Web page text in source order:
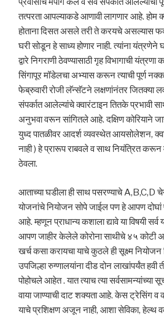
तत्परता आपल्याकडे आणावी लागणार आहे. होम
होताना दिसत असले तरी ते करयचे असल्यास
घरी सोडून हे साध्य होणार नाही. त्यांना यंत्रणेने
द्वारे निगराणी ठेवण्यासाठी गृह विभागाची यंत्रणा
सिंगापूर मॉडेलचा अभ्यास करून त्याची पूर्ण
फेब्रुवारी रोजी लॅन्सॅटने लक्षणांनंतर
संपर्कात आलेल्यांचे क्वारंटाइन तितके प्रभावी
अनुभवा वरून सांगितले आहे. दक्षिण कोरियाने
युध्द पातळीवर आदर्श व्यवस्थेत आयसोलेशन,
नाही ) हे प्रारूप राबवले व साथ नियंत्रित
ठेवला.
आताच्या घडीला ही साथ पसरण्याचे A,B,C,D
योजनांचे नियोजन सोपे जाईल पण हे आपण दोघां
आहे. म्हणून प्राधान्य कशाला द्यावे या विषयी
आपण जाहीर केलेले कोरोना साथीचे ४५ कोटी
खर्च कसा करायचा याचे कुठले ही सूक्ष्म नियोजन
उपजिल्हा रुग्णालयांना दीड दोन लाखांपर्यंत
पोहोचले आहेत . यात त्याच त्या सर्वसामन्यांच्या
वाया जाण्याची दाट शक्यता आहे. केस ट्रेसिंग
याचे प्रशिक्षण अजून नाही, आशा सेविका, हेल्थ